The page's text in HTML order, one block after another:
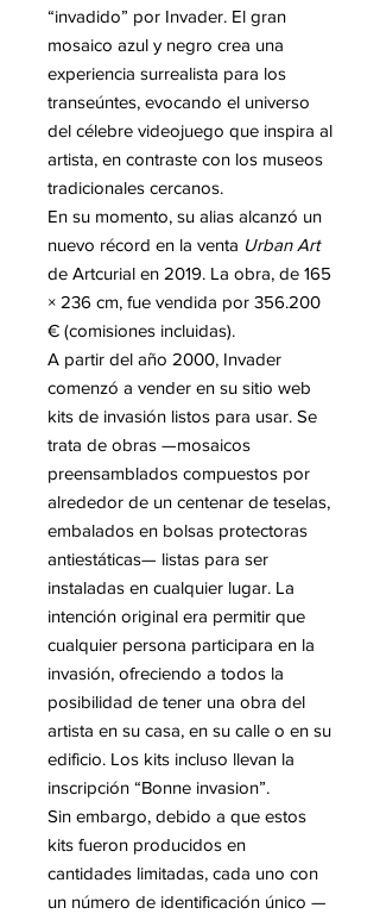
“invadido” por Invader. El gran
mosaico azul y negro crea una
experiencia surrealista para los
transeúntes, evocando el universo
del célebre videojuego que inspira al
artista, en contraste con los museos
tradicionales cercanos.
En su momento, su alias alcanzó un
nuevo récord en la venta Urban Art
de Artcurial en 2019. La obra, de 165
× 236 cm, fue vendida por 356.200
€ (comisiones incluidas).
A partir del año 2000, Invader
comenzó a vender en su sitio web
kits de invasión listos para usar. Se
trata de obras —mosaicos
preensamblados compuestos por
alrededor de un centenar de teselas,
embalados en bolsas protectoras
antiestáticas— listas para ser
instaladas en cualquier lugar. La
intención original era permitir que
cualquier persona participara en la
invasión, ofreciendo a todos la
posibilidad de tener una obra del
artista en su casa, en su calle o en su
edificio. Los kits incluso llevan la
inscripción “Bonne invasion”.
Sin embargo, debido a que estos
kits fueron producidos en
cantidades limitadas, cada uno con
un número de identificación único —